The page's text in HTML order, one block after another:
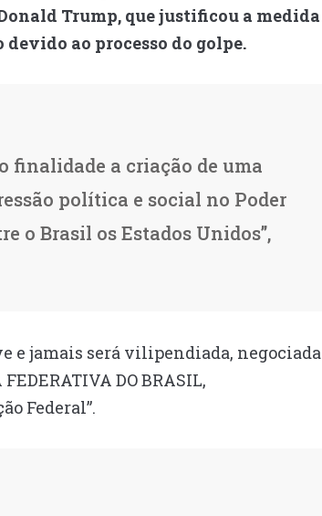
Trump, que justificou a medida
ao processo do golpe.
finalidade a criação de uma
política e social no Poder
o Brasil os Estados Unidos”,
e jamais será vilipendiada, negociada
DO BRASIL,
Federal”.